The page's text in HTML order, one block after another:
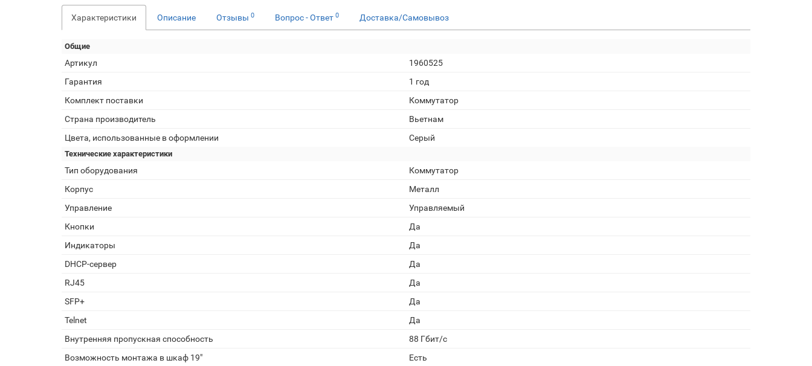
Характеристики Описание Отзывы 0 Вопрос - Ответ 0 Доставка/Самовывоз
Общие
Артикул
1960525
Гарантия
1 год
Комплект поставки
Коммутатор
Страна производитель
Вьетнам
Цвета, использованные в оформлении
Серый
Технические характеристики
Тип оборудования
Коммутатор
Корпус
Металл
Управление
Управляемый
Кнопки
Да
Индикаторы
Да
DHCP-сервер
Да
RJ45
Да
SFP+
Да
Telnet
Да
Внутренняя пропускная способность
88 Гбит/с
Возможность монтажа в шкаф 19"
Есть